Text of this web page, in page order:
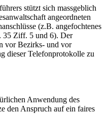
stützt sich massgeblich
angeordneten
(z.B. angefochtenes
35 Ziff. 5 und 6). Der
vor Bezirks- und vor
dieser Telefonprotokolle zu
Anwendung des
den Anspruch auf ein faires